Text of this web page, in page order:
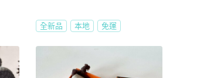
全新品 本地 免運